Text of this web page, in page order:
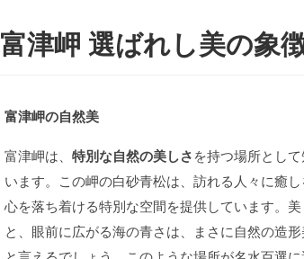
富津岬 選ばれし美の象
富津岬の自然美
富津岬は、 特別な自然の美しさを持つ場所とし
います。この岬の白砂青松は、訪れる人々に癒し
心を落ち着ける特別な空間を提供しています。
と、眼前に広がる海の青さは、まさに自然の造